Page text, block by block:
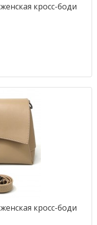
кросс-боди
кросс-боди